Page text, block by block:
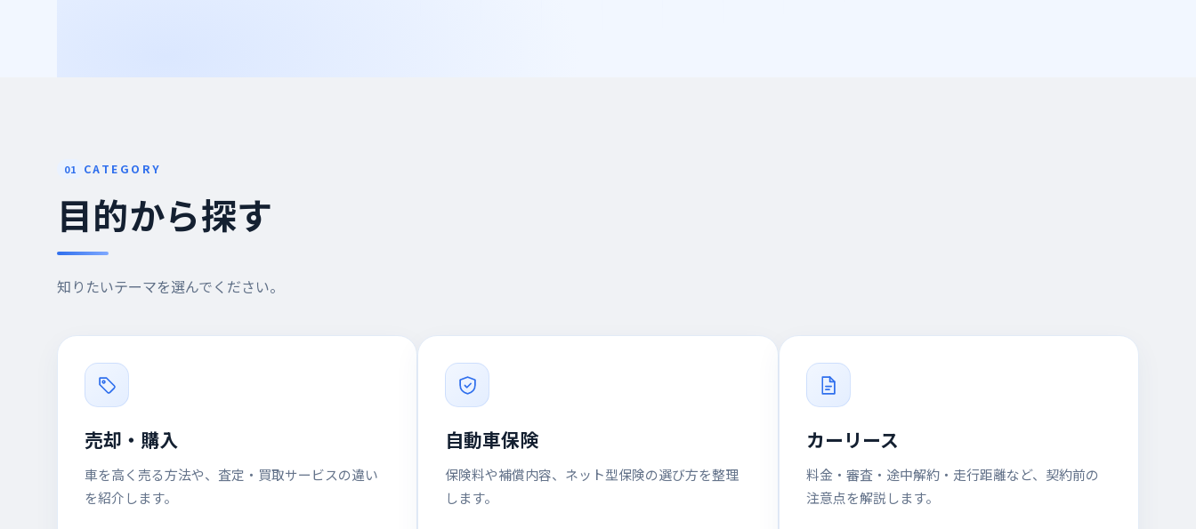
01 CATEGORY
目的から探す
知りたいテーマを選んでください。
売却・購入
車を高く売る方法や、査定・買取サービスの違い
を紹介します。
自動車保険
保険料や補償内容、ネット型保険の選び方を整理
します。
カーリース
料金・審査・途中解約・走行距離など、契約前の
注意点を解説します。